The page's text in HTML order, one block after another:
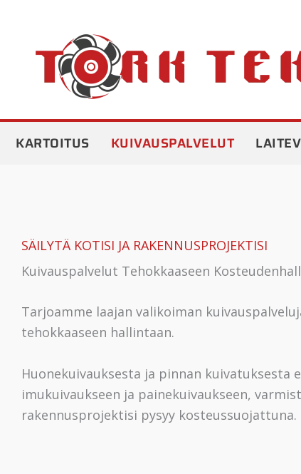
KARTOITUS KUIVAUSPALVELUT
SÄILYTÄ KOTISI JA RAKENNUSPROJEKTISI
Kuivauspalvelut Tehokkaaseen
Tarjoamme laajan valikoiman
tehokkaaseen hallintaan.
Huonekuivauksesta ja pinnan kuivatuksesta
imukuivaukseen ja painekuivaukseen,
rakennusprojektisi pysyy kosteussuojattuna.